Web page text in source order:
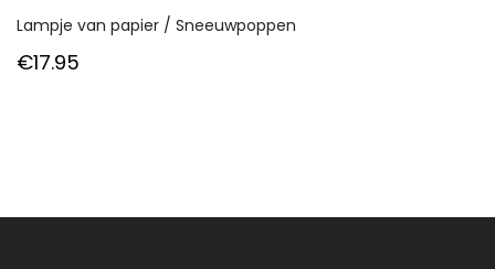
Lampje van papier / Sneeuwpoppen
€17.95